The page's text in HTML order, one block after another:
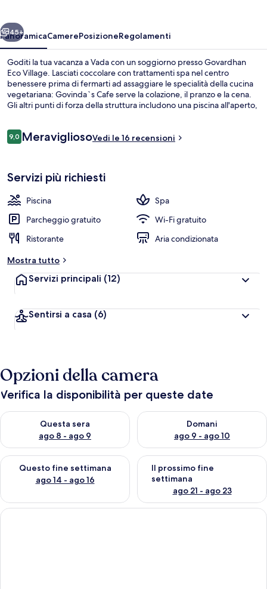
Avanti
45+
PanoramicaCamerePosizioneRegolamenti
Goditi la tua vacanza a Vada con un soggiorno presso Govardhan
Eco Village. Lasciati coccolare con trattamenti spa nel centro
benessere prima di fermarti ad assaggiare le specialità della cucina
vegetariana: Govinda`s Cafe serve la colazione, il pranzo e la cena.
Gli altri punti di forza della struttura includono una piscina all'aperto,
Recensioni
9,09,0 su 10
MeravigliosoVedi le 16 recensioni
Servizi più richiesti
Piscina
Spa
Parcheggio gratuito
Wi-Fi gratuito
Ristorante
Aria condizionata
Mostra tutto
Servizi principali (12)
Sentirsi a casa (6)
Opzioni della camera
Verifica la disponibilità per queste date
Questa sera
ago 8 - ago 9
Verifica la disponibilità per questa sera, ago 8 - ago 9
Domani
ago 9 - ago 10
Verifica la disponibilità per
Questo fine settimana
ago 14 - ago 16
Verifica la disponibilità per questo fine settimana, ago 14 -
Il prossimo fine
settimana
ago 21 - ago 23
Verifica la disponibilità per il